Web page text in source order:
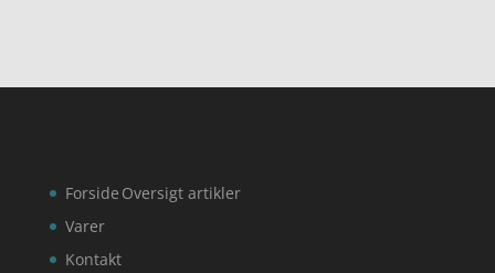
Forside
Varer
Kontakt
Oversigt artikler